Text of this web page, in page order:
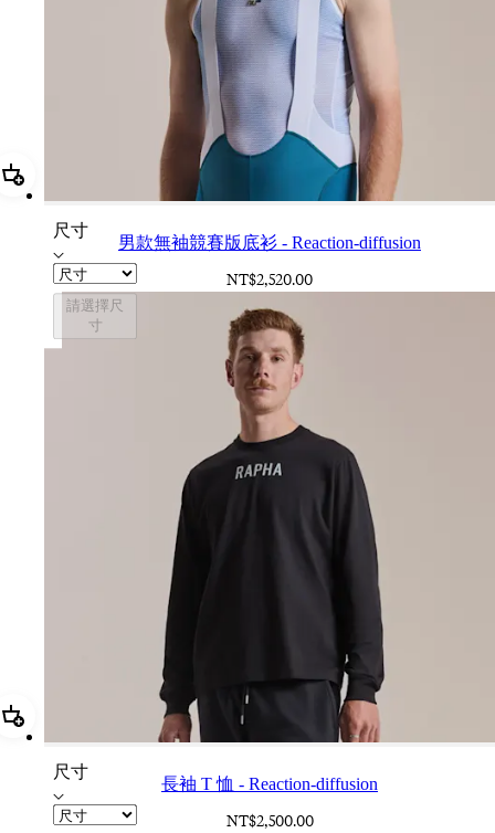
加進購物籃 男款無袖競賽版底衫 - Reaction-diffusion
尺寸
請選擇尺
寸
男款無袖競賽版底衫 - Reaction-diffusion
NT$2,520.00
加進購物籃 長袖 T 恤 - Reaction-diffusion
尺寸
長袖 T 恤 - Reaction-diffusion
NT$2,500.00